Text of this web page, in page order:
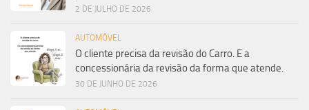
2 DE JULHO DE 2026
AUTOMÓVEL
O cliente precisa da revisão do Carro. E a
concessionária da revisão da forma que atende.
30 DE JUNHO DE 2026